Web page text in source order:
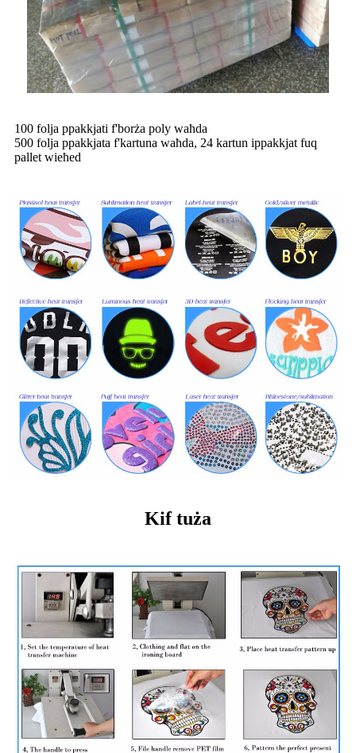
100 folja ppakkjati f'borża poly waħda
500 folja ppakkjata f'kartuna waħda, 24 kartun ippakkjat fuq
pallet wieħed
Kif tuża